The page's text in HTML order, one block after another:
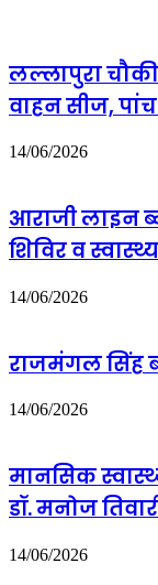
'काशी
तमिल
संगमम्
में
प्रदर्शनी
का
किया
लल्लापुरा चौकी
वाहन सीज,
14/06/2026
आराजी लाइन
शिविर व
14/06/2026
राजमंगल सिंह
14/06/2026
मानसिक
डॉ. मनोज
14/06/2026